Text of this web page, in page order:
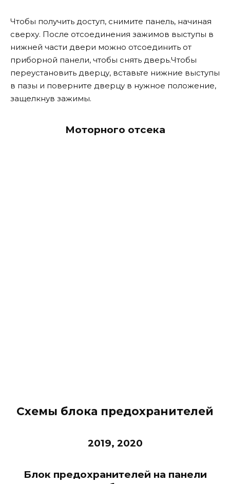
Чтобы получить доступ, снимите панель, начиная
сверху. После отсоединения зажимов выступы в
нижней части двери можно отсоединить от
приборной панели, чтобы снять дверь.Чтобы
переустановить дверцу, вставьте нижние выступы
в пазы и поверните дверцу в нужное положение,
защелкнув зажимы.
Моторного отсека
Схемы блока предохранителей
2019, 2020
Блок предохранителей на панели